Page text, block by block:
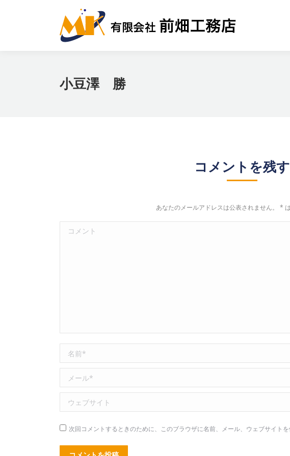
小豆澤 勝
コメントを残す
あなたのメールアドレスは公表されません。 *
コメント
名前 *
メール *
ウェブサイト
次回コメントするときのために、このブラウザに名前、メール、ウェブサイトを